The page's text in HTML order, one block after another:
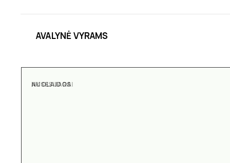
AVALYNĖ VYRAMS
NUOLAIDOS
AKSESUARAI